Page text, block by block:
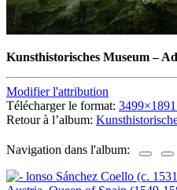
Kunsthistorisches Museum–
Modifier l'attribution
Télécharger le format:
Retour à l’album:
Navigation dans l'album: